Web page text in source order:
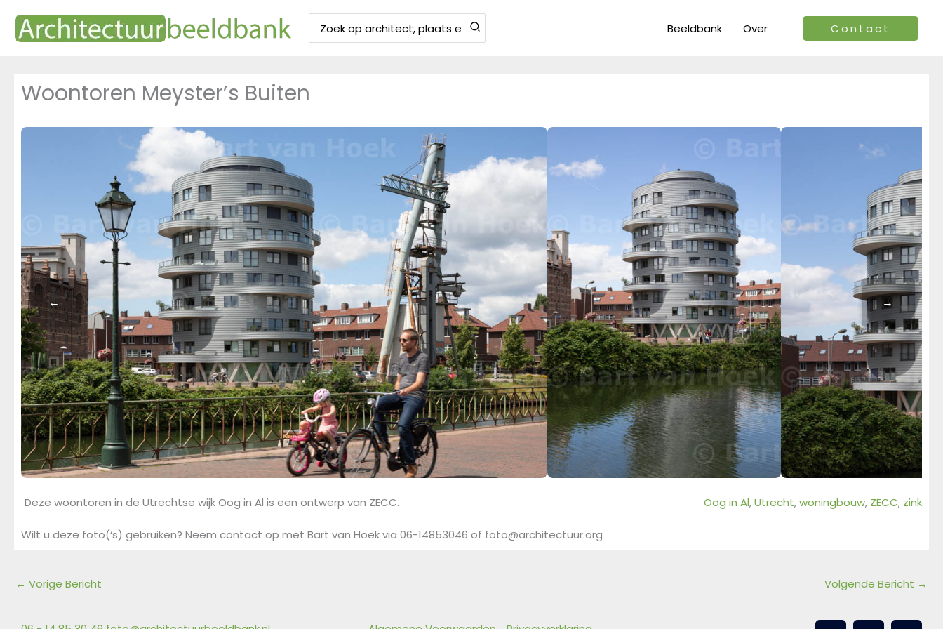
naar
Zoeken
Beeldbank Over Contact
Woontoren Meyster’s Buiten
← →
Deze woontoren in de Utrechtse wijk Oog in Al is een ontwerp van ZECC. Oog in Al, Utrecht, woningbouw, ZECC, zink
Wilt u deze foto(‘s) gebruiken? Neem contact op met Bart van Hoek via 06-14853046 of foto@architectuur.org
← Vorige Bericht Volgende Bericht →